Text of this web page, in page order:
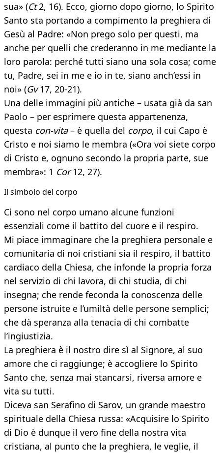
sua» (Ct2, 16). Ecco, giorno dopo giorno, lo Spirito
Santo sta portando a compimento la preghiera di
Gesù al Padre: «Non prego solo per questi, ma
anche per quelli che crederanno in me mediante la
loro parola: perché tutti siano una sola cosa; come
tu, Padre, sei in me e io in te, siano anch’essi in
noi» (Gv17, 20-21).
Una delle immagini più antiche – usata già da san
Paolo – per esprimere questa appartenenza,
questa con-vita– è quella del corpo, il cui Capo è
Cristo e noi siamo le membra («Ora voi siete corpo
di Cristo e, ognuno secondo la propria parte, sue
membra»: 1 Cor12, 27).
Il simbolo del corpo
Ci sono nel corpo umano alcune funzioni
essenziali come il battito del cuore e il respiro.
Mi piace immaginare che la preghiera personale e
comunitaria di noi cristiani sia il respiro, il battito
cardiaco della Chiesa, che infonde la propria forza
nel servizio di chi lavora, di chi studia, di chi
insegna; che rende feconda la conoscenza delle
persone istruite e l’umiltà delle persone semplici;
che dà speranza alla tenacia di chi combatte
l’ingiustizia.
La preghiera è il nostro dire sì al Signore, al suo
amore che ci raggiunge; è accogliere lo Spirito
Santo che, senza mai stancarsi, riversa amore e
vita su tutti.
Diceva san Serafino di Sarov, un grande maestro
spirituale della Chiesa russa: «Acquisire lo Spirito
di Dio è dunque il vero fine della nostra vita
cristiana, al punto che la preghiera, le veglie, il